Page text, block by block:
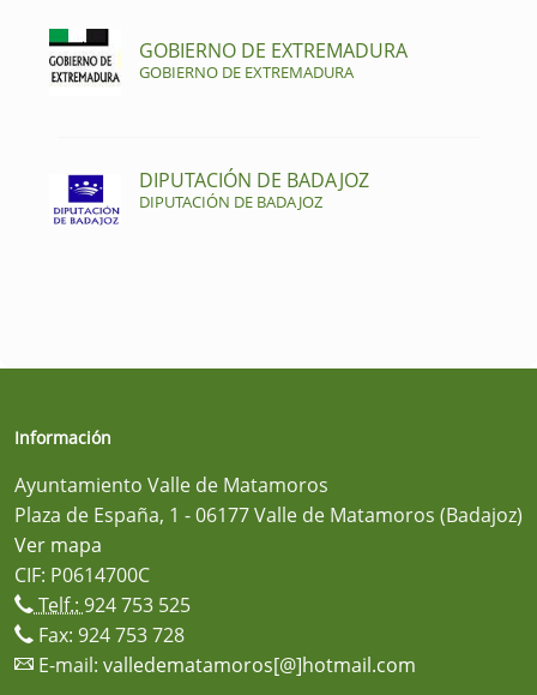
GOBIERNO DE EXTREMADURA
GOBIERNO DE EXTREMADURA
DIPUTACIÓN DE BADAJOZ
DIPUTACIÓN DE BADAJOZ
Información
Ayuntamiento Valle de Matamoros
Plaza de España, 1 - 06177 Valle de Matamoros (Badajoz)
Ver mapa
CIF: P0614700C
Telf.: 924 753 525
Fax: 924 753 728
E-mail: valledematamoros[@]hotmail.com